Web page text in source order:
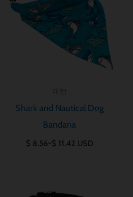
Shark and Nautical Dog
Bandana
$ 8.56~$ 11.42
$ 8.56~$ 11.42
USD
가